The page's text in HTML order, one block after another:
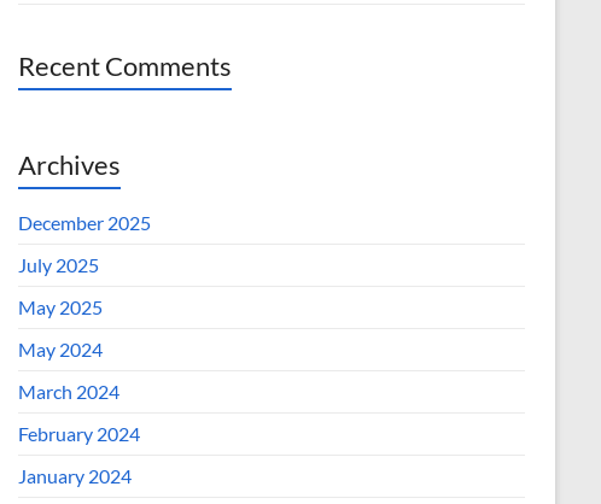
Recent Comments
Archives
December 2025
July 2025
May 2025
May 2024
March 2024
February 2024
January 2024